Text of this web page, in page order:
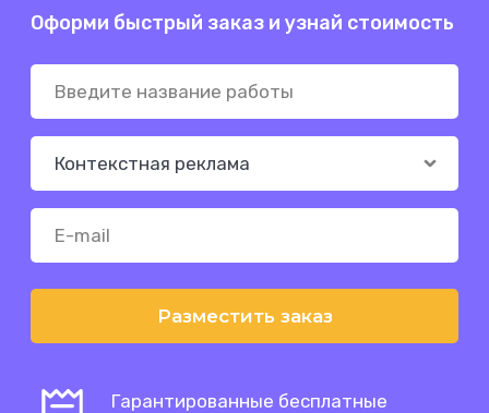
Оформи быстрый заказ и узнай стоимость
Разместить заказ
Гарантированные бесплатные